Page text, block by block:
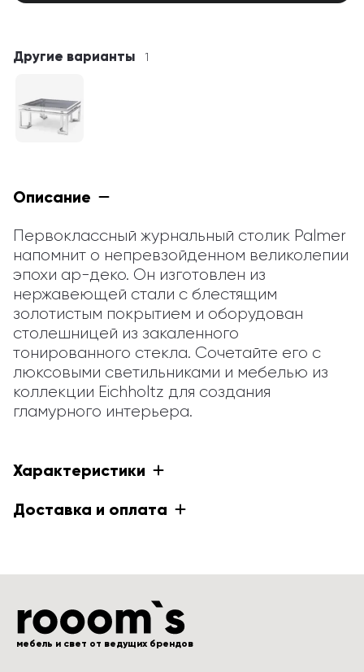
Другие варианты 1
Описание
Первоклассный журнальный столик Palmer
напомнит о непревзойденном великолепии
эпохи ар-деко. Он изготовлен из
нержавеющей стали с блестящим
золотистым покрытием и оборудован
столешницей из закаленного
тонированного стекла. Сочетайте его с
люксовыми светильниками и мебелью из
коллекции Eichholtz для создания
гламурного интерьера.
Характеристики
Доставка и оплата
мебель и свет от ведущих брендов